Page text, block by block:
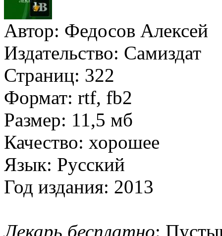
Автор: Федосов Алексей
Издательство: Самиздат
Страниц: 322
Формат: rtf, fb2
Размер: 11,5 мб
Качество: хорошее
Язык: Русский
Год издания: 2013
Лекарь бесплатно: